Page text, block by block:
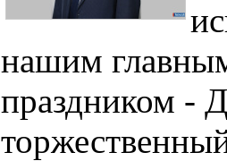
нашим
праздником -